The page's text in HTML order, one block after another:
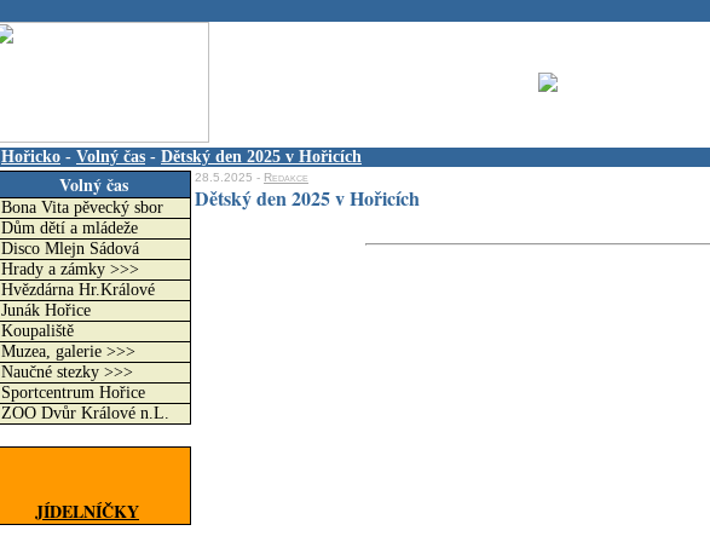
Hořicko - Volný čas - Dětský den 2025 v Hořicích
Volný čas
Bona Vita pěvecký sbor
Dům dětí a mládeže
Disco Mlejn Sádová
Hrady a zámky >>>
Hvězdárna Hr.Králové
Junák Hořice
Koupaliště
Muzea, galerie >>>
Naučné stezky >>>
Sportcentrum Hořice
ZOO Dvůr Králové n.L.
JÍDELNÍČKY
28.5.2025 - Redakce
Dětský den 2025 v Hořicích